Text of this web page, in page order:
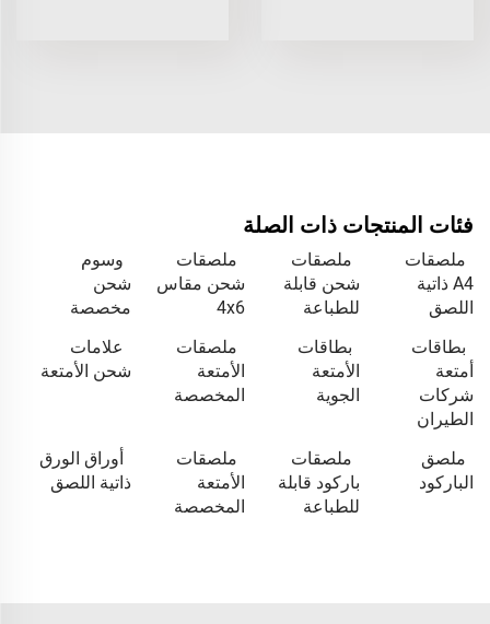
فئات المنتجات ذات الصلة
ملصقات
A4 ذاتية
اللصق
ملصقات
شحن قابلة
للطباعة
ملصقات
شحن مقاس
4x6
وسوم
شحن
مخصصة
بطاقات
أمتعة
شركات
الطيران
بطاقات
الأمتعة
الجوية
ملصقات
الأمتعة
المخصصة
علامات
شحن الأمتعة
ملصق
الباركود
ملصقات
باركود قابلة
للطباعة
ملصقات
الأمتعة
المخصصة
أوراق الورق
ذاتية اللصق